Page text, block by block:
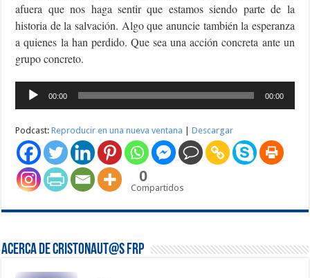
afuera que nos haga sentir que estamos siendo parte de la
historia de la salvación. Algo que anuncie también la esperanza
a quienes la han perdido. Que sea una acción concreta ante un
grupo concreto.
Reproductor
00:00 00:00
Podcast:Reproducir en una nueva ventana |Descargar
0
Compartidos
Acerca de Cristonaut@s FRP